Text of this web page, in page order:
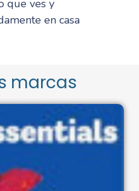
que ves y
en casa
marcas